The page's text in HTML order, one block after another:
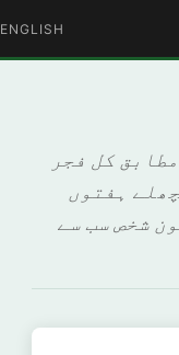
ENGLISH
کل فجر
ہفتوں
شخص سب سے